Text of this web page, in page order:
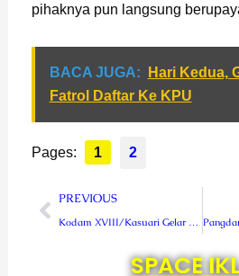
pihaknya pun langsung
BACA JUGA:
Hari Kedua,
Fatrol Daftar Ke KPU
Pages: 1 2
Prev
PREVIOUS
Kodam XVIII/Kasuari Gelar MTT Pengetahuan Dasar Intel Kodam XVIII/Kasuari TA 2021
SPACE